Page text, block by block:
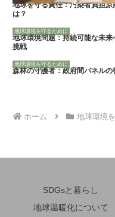
地球を守る責任：汚染者負担原
は？
地球環境を守るために
地球環境問題：持続可能な未来
挑戦
地球環境を守るために
森林の守護者：政府間パネルの
ホーム 地球環境
SDGsと暮らし
地球温暖化について